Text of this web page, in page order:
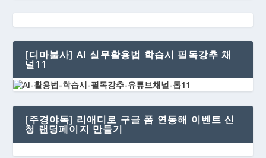
[디마불사] AI 실무활용법 학습시 필독강추 채
널11
[주경야독] 리애디로 구글 폼 연동해 이벤트 신
청 랜딩페이지 만들기